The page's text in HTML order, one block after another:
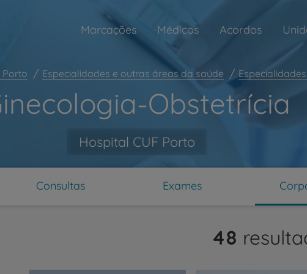
Marcações Médicos Acordos
Porto Especialidades e outras áreas da saúde
Obstetrícia
Hospital CUF Porto
Consultas Exames
48